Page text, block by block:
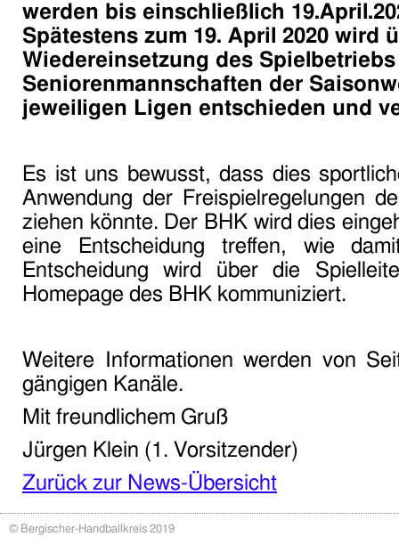
werden bis einschließlich
Spätestens zum 19. April 2020 wird
Wiedereinsetzung des
Seniorenmannschaften der
jeweiligen Ligen entschieden und
Es ist uns bewusst, dass dies
Anwendung der Freispielregelungen
ziehen könnte. Der BHK wird dies
eine Entscheidung treffen, wie
Entscheidung wird über die
Homepage des BHK kommuniziert.
Weitere Informationen werden von
gängigen Kanäle.
Mit freundlichem Gruß
Jürgen Klein (1. Vorsitzender)
Zurück zur News-Übersicht
© Bergischer-Handballkreis 2019